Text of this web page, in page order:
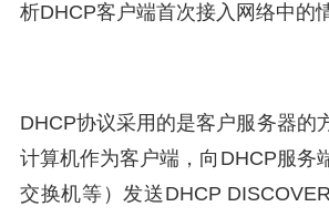
析DHCP客户端首次接入网络中的
DHCP协议采用的是客户服务器的
计算机作为客户端，向DHCP服务
交换机等）发送DHCP